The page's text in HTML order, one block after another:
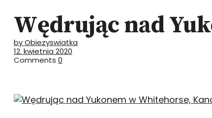
Wędrując nad
by Obiezyswiatka
12. kwietnia 2020
Comments 0